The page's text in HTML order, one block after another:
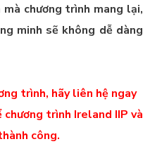
chương trình mang lại,
minh sẽ không dễ dàng
trình, hãy liên hệ ngay
trình Ireland IIP và
công.